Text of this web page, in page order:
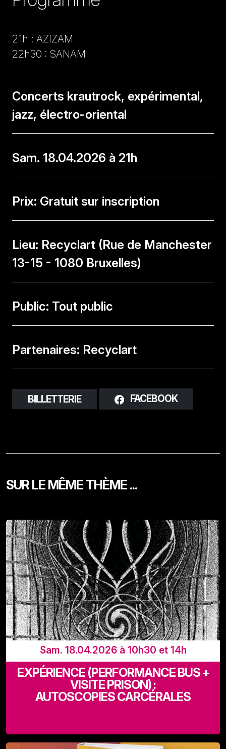
21h : AZIZAM
22h30 : SANAM
Concerts krautrock, expérimental,
jazz, électro-oriental
Sam. 18.04.2026 à 21h
Prix: Gratuit sur inscription
Lieu: Recyclart (Rue de Manchester
13-15 - 1080 Bruxelles)
Public: Tout public
Partenaires: Recyclart
BILLETTERIE FACEBOOK
SUR LE MÊME THÈME ...
Sam. 18.04.2026 à 10h30 et 14h
EXPÉRIENCE (PERFORMANCE BUS +
VISITE PRISON) :
AUTOSCOPIES CARCÉRALES